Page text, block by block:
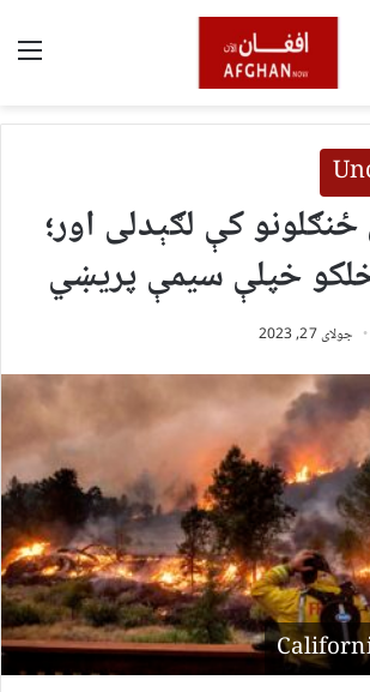
کې لګېدلی اور؛
خپلې سیمې پریښي
جولای 27, 2023